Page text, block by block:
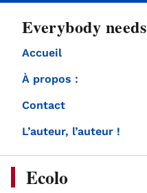
Everybody
Accueil
À propos :
Contact
L’auteur, l’auteur !
Ecolo